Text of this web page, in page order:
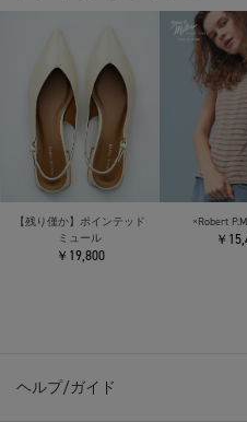
【残り僅か】ポインテッド
ミュール
￥19,800
×Robert
￥
ヘルプ/ガイド